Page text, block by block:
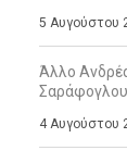
5 Αυγούστου
Άλλο
4 Αυγούστου